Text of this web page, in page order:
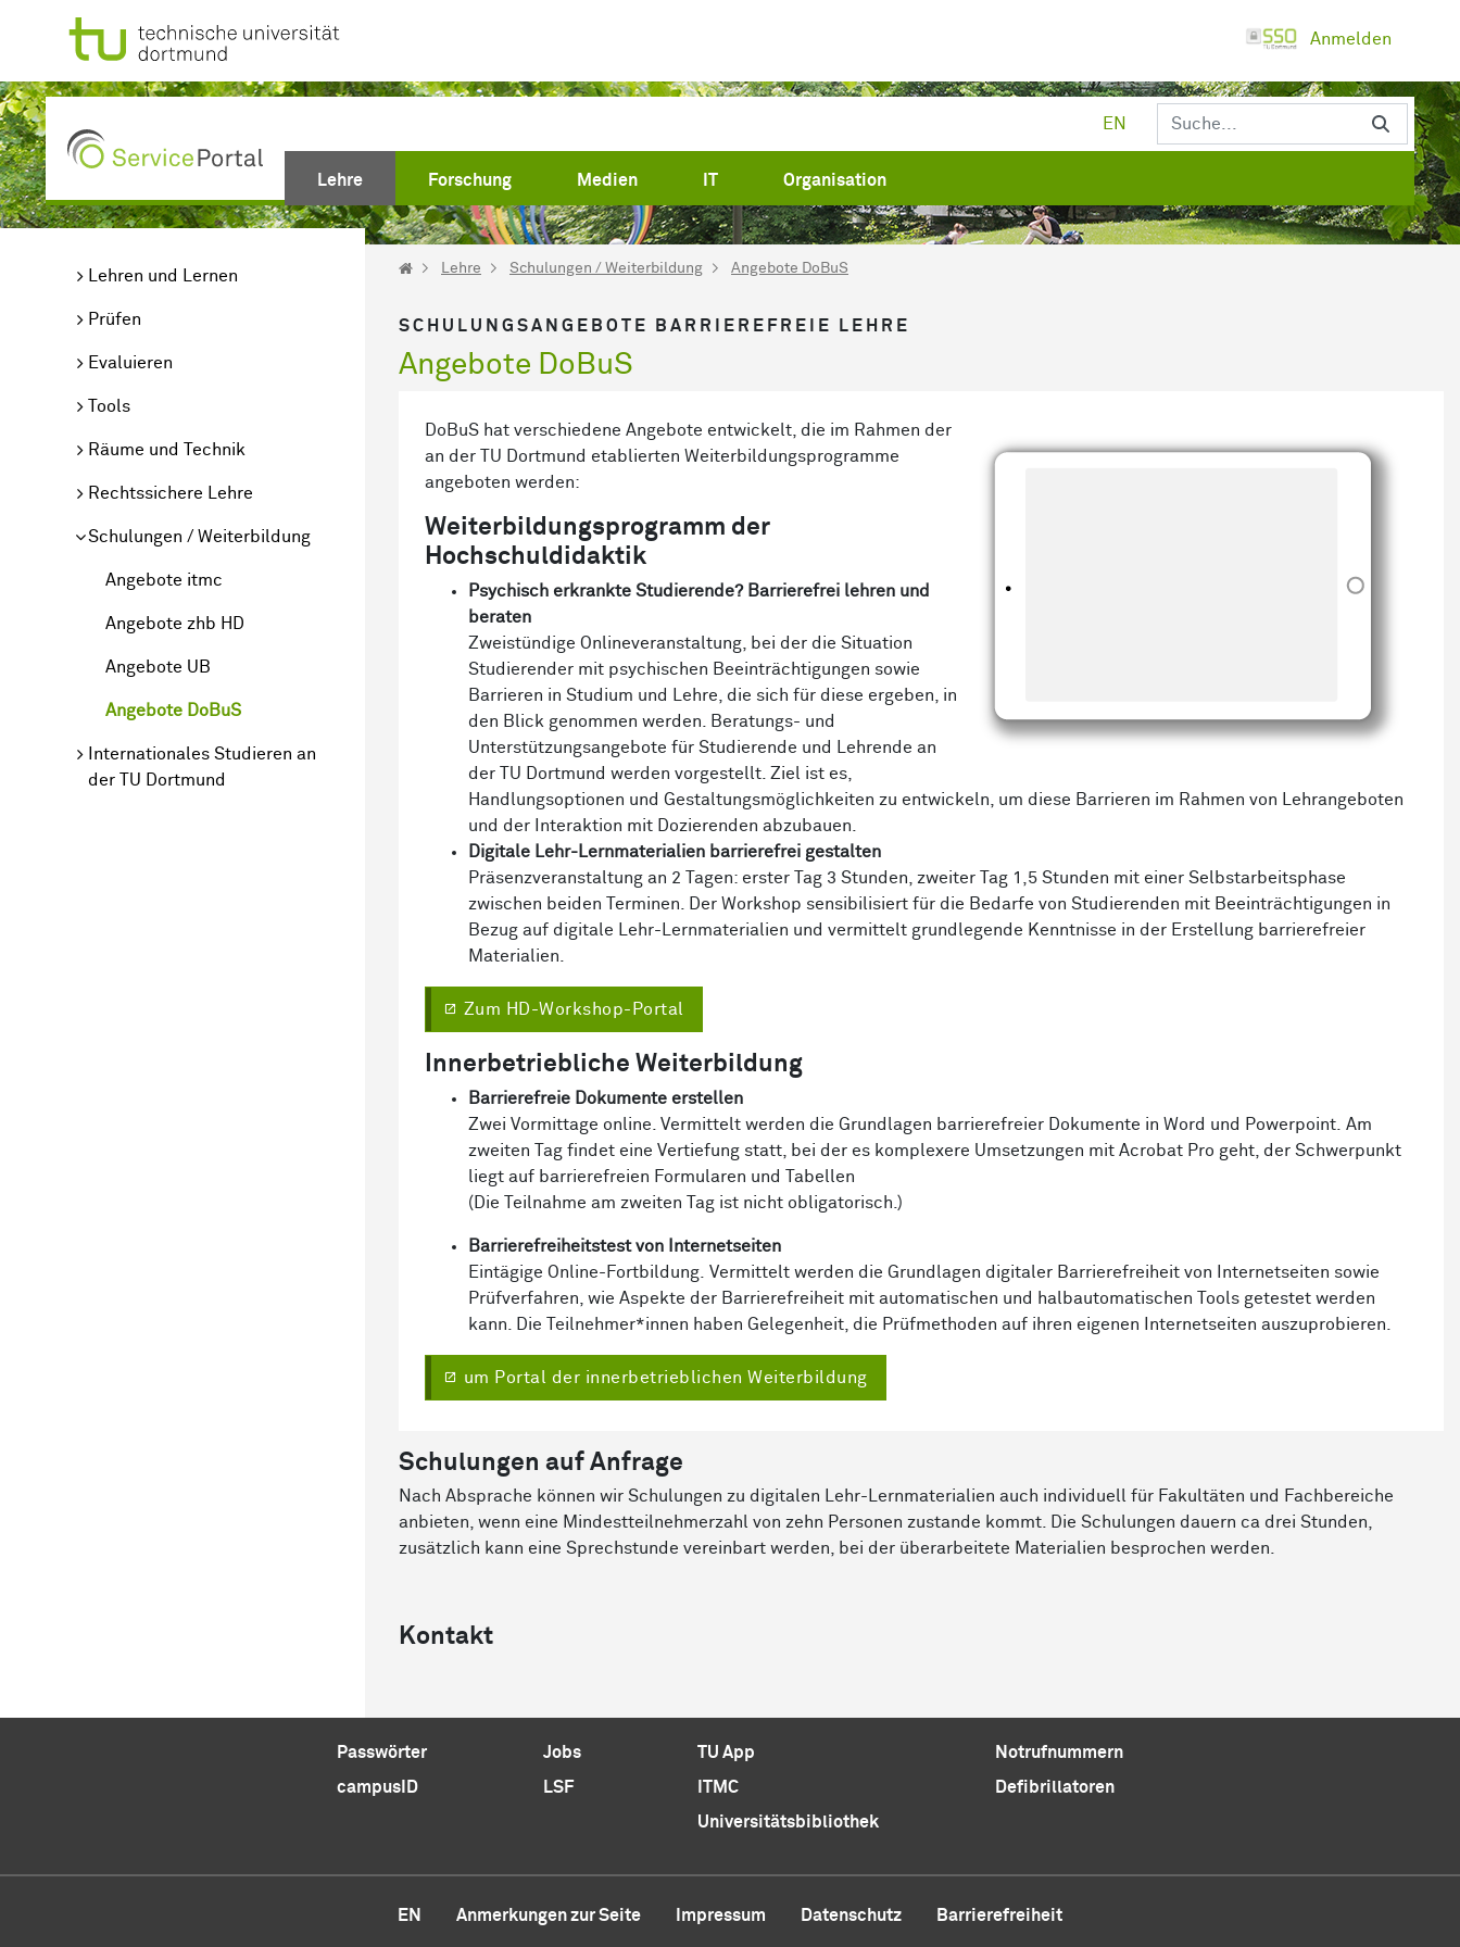
Zum Hauptinhalt springen
Anmelden
EN
Lehre(current)Forschung Medien IT Organisation
Lehren und Lernen
Prüfen
Evaluieren
Tools
Räume und Technik
Rechtssichere Lehre
Schulungen / Weiterbildung
Angebote itmc
Angebote zhb HD
Angebote UB
Angebote DoBuS
Internationales Studieren an
der TU Dortmund
Lehre Schulungen / Weiterbildung Angebote DoBuS
SCHULUNGSANGEBOTE BARRIEREFREIE LEHRE
Angebote DoBuS
DoBuS hat verschiedene Angebote entwickelt, die im Rahmen der
an der TU Dortmund etablierten Weiterbildungsprogramme
angeboten werden:
Weiterbildungsprogramm der
Hochschuldidaktik
Psychisch erkrankte Studierende? Barrierefrei lehren und
beraten
Zweistündige Onlineveranstaltung, bei der die Situation
Studierender mit psychischen Beeinträchtigungen sowie
Barrieren in Studium und Lehre, die sich für diese ergeben, in
den Blick genommen werden. Beratungs- und
Unterstützungsangebote für Studierende und Lehrende an
der TU Dortmund werden vorgestellt. Ziel ist es,
Handlungsoptionen und Gestaltungsmöglichkeiten zu entwickeln, um diese Barrieren im Rahmen von Lehrangeboten
und der Interaktion mit Dozierenden abzubauen.
Digitale Lehr-Lernmaterialien barrierefrei gestalten
Präsenzveranstaltung an 2 Tagen: erster Tag 3 Stunden, zweiter Tag 1,5 Stunden mit einer Selbstarbeitsphase
zwischen beiden Terminen. Der Workshop sensibilisiert für die Bedarfe von Studierenden mit Beeinträchtigungen in
Bezug auf digitale Lehr-Lernmaterialien und vermittelt grundlegende Kenntnisse in der Erstellung barrierefreier
Materialien.
Zum HD-Workshop-Portal
Innerbetriebliche Weiterbildung
Barrierefreie Dokumente erstellen
Zwei Vormittage online. Vermittelt werden die Grundlagen barrierefreier Dokumente in Word und Powerpoint. Am
zweiten Tag findet eine Vertiefung statt, bei der es komplexere Umsetzungen mit Acrobat Pro geht, der Schwerpunkt
liegt auf barrierefreien Formularen und Tabellen
(Die Teilnahme am zweiten Tag ist nicht obligatorisch.)
Barrierefreiheitstest von Internetseiten
Eintägige Online-Fortbildung. Vermittelt werden die Grundlagen digitaler Barrierefreiheit von Internetseiten sowie
Prüfverfahren, wie Aspekte der Barrierefreiheit mit automatischen und halbautomatischen Tools getestet werden
kann. Die Teilnehmer*innen haben Gelegenheit, die Prüfmethoden auf ihren eigenen Internetseiten auszuprobieren.
um Portal der innerbetrieblichen Weiterbildung
Schulungen auf Anfrage
Nach Absprache können wir Schulungen zu digitalen Lehr-Lernmaterialien auch individuell für Fakultäten und Fachbereiche
anbieten, wenn eine Mindestteilnehmerzahl von zehn Personen zustande kommt. Die Schulungen dauern ca drei Stunden,
zusätzlich kann eine Sprechstunde vereinbart werden, bei der überarbeitete Materialien besprochen werden.
Kontakt
Passwörter
campusID
Jobs
LSF
TU App
ITMC
Universitätsbibliothek
Notrufnummern
Defibrillatoren
EN Anmerkungen zur Seite Impressum Datenschutz Barrierefreiheit